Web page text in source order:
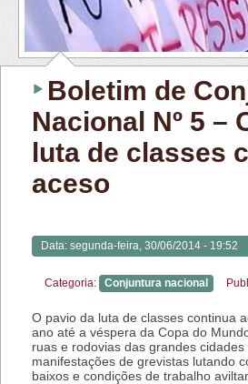
Boletim de
Nacional Nº 5 –
luta de classes
aceso
Data: segunda-feira, 30/06/2014 - 19:52
Categoria: Conjuntura nacional
O pavio da luta de classes continua
ano até a véspera da Copa do
ruas e rodovias das grandes
manifestações de grevistas lutando
baixos e condições de trabalho